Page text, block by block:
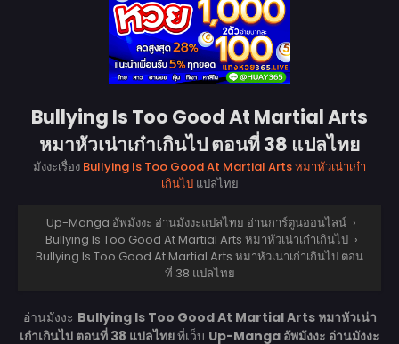
Bullying Is Too Good At Martial Arts
หมาหัวเน่าเก๋าเกินไป ตอนที่ 38 แปลไทย
มังงะเรื่อง Bullying Is Too Good At Martial Arts หมาหัวเน่าเก๋า
เกินไปแปลไทย
Up-Manga อัพมังงะ อ่านมังงะแปลไทย อ่านการ์ตูนออนไลน์ ›
Bullying Is Too Good At Martial Arts หมาหัวเน่าเก๋าเกินไป ›
Bullying Is Too Good At Martial Arts หมาหัวเน่าเก๋าเกินไป ตอน
ที่ 38 แปลไทย
อ่านมังงะ Bullying Is Too Good At Martial Arts หมาหัวเน่า
เก๋าเกินไป ตอนที่ 38 แปลไทยที่เว็บ Up-Manga อัพมังงะ อ่านมังงะ